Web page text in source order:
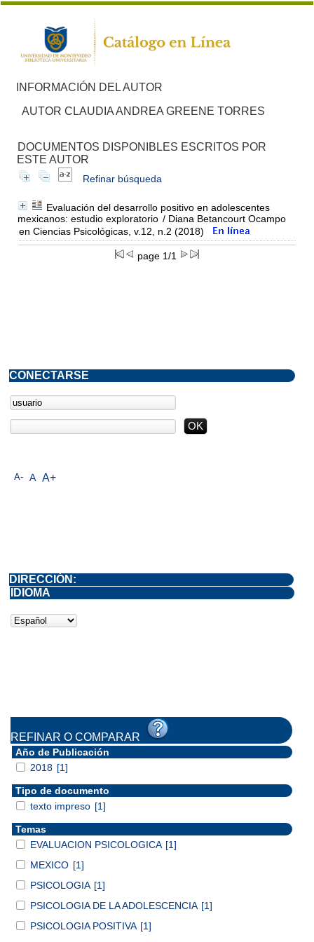
INFORMACIÓN DEL AUTOR
AUTOR CLAUDIA ANDREA GREENE TORRES
DOCUMENTOS DISPONIBLES ESCRITOS POR
ESTE AUTOR
Refinar búsqueda
Evaluación del desarrollo positivo en adolescentes
mexicanos: estudio exploratorio / Diana Betancourt Ocampo
en Ciencias Psicológicas, v.12, n.2 (2018)
page 1/1
A- A A+
CONECTARSE
DIRECCIÓN:
IDIOMA
REFINAR O COMPARAR
Año de Publicación
2018 [1]
Tipo de documento
texto impreso [1]
Temas
EVALUACION PSICOLOGICA [1]
MEXICO [1]
PSICOLOGIA [1]
PSICOLOGIA DE LA ADOLESCENCIA [1]
PSICOLOGIA POSITIVA [1]